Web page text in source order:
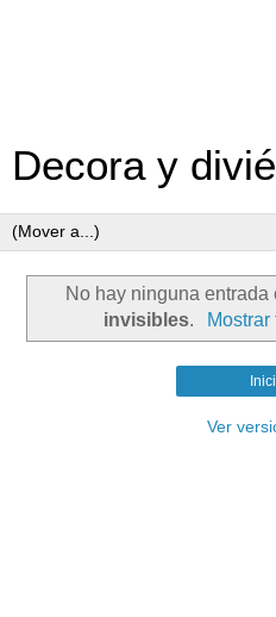
Decora y
No hay ninguna entrada
invisibles.
Ver